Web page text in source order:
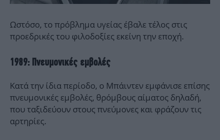
Ωστόσο, το πρόβλημα υγείας έβαλε τέλος στις
προεδρικές του φιλοδοξίες εκείνη την εποχή.
1989: Πνευμονικές εμβολές
Κατά την ίδια περίοδο, ο Μπάιντεν εμφάνισε επίσης
πνευμονικές εμβολές, θρόμβους αίματος δηλαδή,
που ταξιδεύουν στους πνεύμονες και φράζουν τις
αρτηρίες.